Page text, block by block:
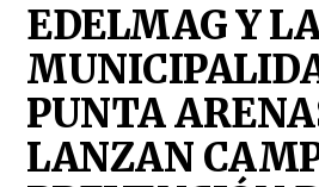
EDELMAG Y
PUNTA
LANZAN